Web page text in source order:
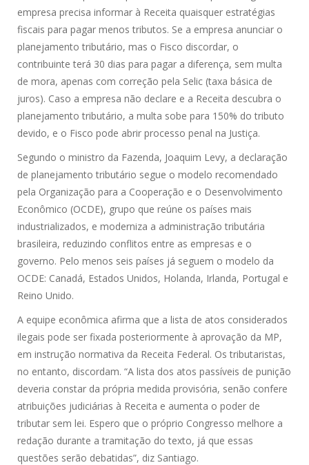
empresa precisa informar à Receita quaisquer estratégias
fiscais para pagar menos tributos. Se a empresa anunciar o
planejamento tributário, mas o Fisco discordar, o
contribuinte terá 30 dias para pagar a diferença, sem multa
de mora, apenas com correção pela Selic (taxa básica de
juros). Caso a empresa não declare e a Receita descubra o
planejamento tributário, a multa sobe para 150% do tributo
devido, e o Fisco pode abrir processo penal na Justiça.
Segundo o ministro da Fazenda, Joaquim Levy, a declaração
de planejamento tributário segue o modelo recomendado
pela Organização para a Cooperação e o Desenvolvimento
Econômico (OCDE), grupo que reúne os países mais
industrializados, e moderniza a administração tributária
brasileira, reduzindo conflitos entre as empresas e o
governo. Pelo menos seis países já seguem o modelo da
OCDE: Canadá, Estados Unidos, Holanda, Irlanda, Portugal e
Reino Unido.
A equipe econômica afirma que a lista de atos considerados
ilegais pode ser fixada posteriormente à aprovação da MP,
em instrução normativa da Receita Federal. Os tributaristas,
no entanto, discordam. “A lista dos atos passíveis de punição
deveria constar da própria medida provisória, senão confere
atribuições judiciárias à Receita e aumenta o poder de
tributar sem lei. Espero que o próprio Congresso melhore a
redação durante a tramitação do texto, já que essas
questões serão debatidas”, diz Santiago.